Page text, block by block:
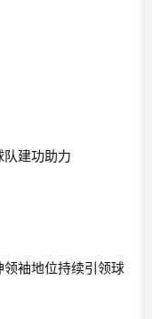
建功助力
袖地位持续引领球